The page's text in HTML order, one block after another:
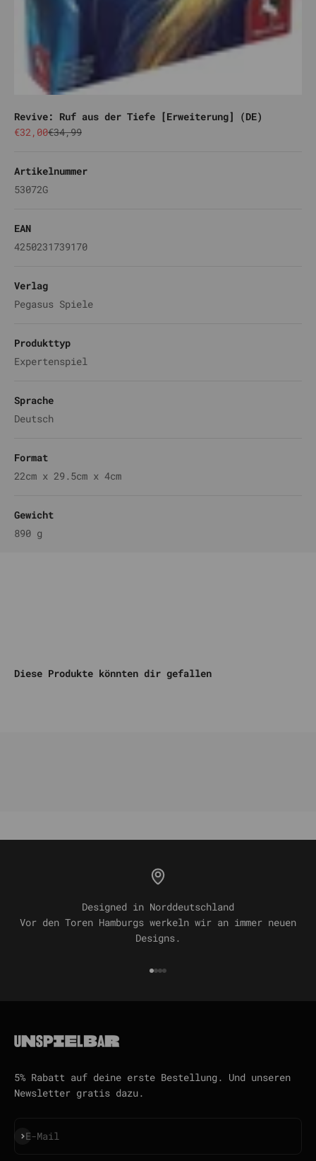
Revive: Ruf aus der Tiefe [Erweiterung] (DE)
Angebot
€32,00Regulärer Preis
€34,99
Artikelnummer
53072G
EAN
4250231739170
Verlag
Pegasus Spiele
Produkttyp
Expertenspiel
Sprache
Deutsch
Format
22cm x 29.5cm x 4cm
Gewicht
890 g
Diese Produkte könnten dir gefallen
Designed in Norddeutschland
Vor den Toren Hamburgs werkeln wir an immer neuen
Designs.
Gehe zu Element 1
Gehe zu Element 2
Gehe zu Element 3
Gehe zu Element 4
5% Rabatt auf deine erste Bestellung. Und unseren
Newsletter gratis dazu.
E-Mail
Abonnieren